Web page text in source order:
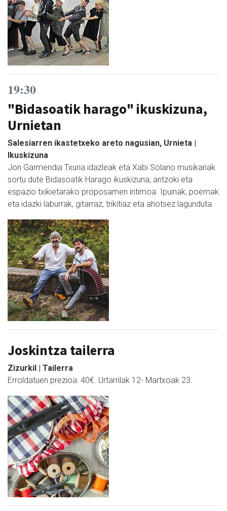
19:30
"Bidasoatik harago" ikuskizuna,
Urnietan
Salesiarren ikastetxeko areto nagusian, Urnieta |
Ikuskizuna
Jon Garmendia Txuria idazleak eta Xabi Solano musikariak
sortu dute Bidasoatik Harago ikuskizuna, antzoki eta
espazio txikietarako proposamen intimoa. Ipuinak, poemak
eta idazki laburrak, gitarraz, trikitiaz eta ahotsez lagunduta.
Joskintza tailerra
Zizurkil | Tailerra
Erroldatuen prezioa: 40€. Urtarrilak 12- Martxoak 23.